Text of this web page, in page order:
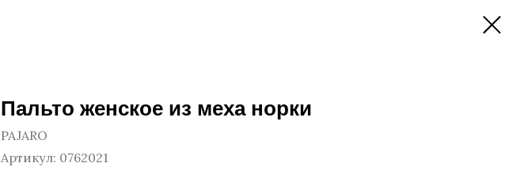
Пальто женское из меха норки
PAJARO
Артикул: 0762021